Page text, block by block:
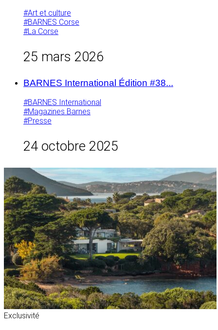
#Art et culture
#BARNES Corse
#La Corse
25 mars 2026
BARNES International Édition #38...
#BARNES International
#Magazines Barnes
#Presse
24 octobre 2025
Exclusivité